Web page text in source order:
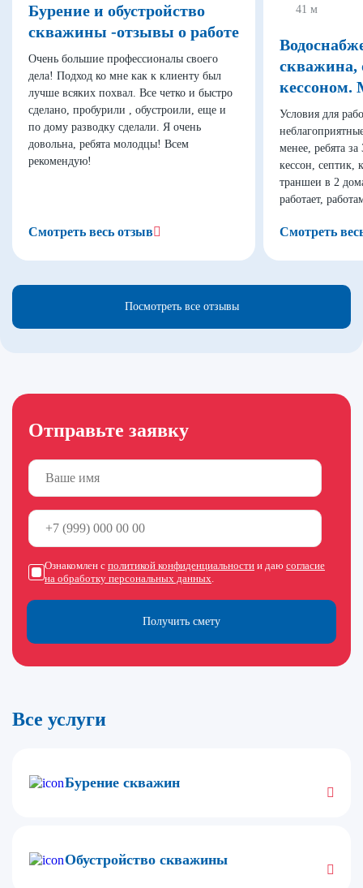
Бурение и обустройство
скважины -отзывы о работе
Очень большие профессионалы своего
дела! Подход ко мне как к клиенту был
лучше всяких похвал. Все четко и быстро
сделано, пробурили , обустроили, еще и
по дому разводку сделали. Я очень
довольна, ребята молодцы! Всем
рекомендую!
Смотреть весь отзыв
41 м
скважина,
кессоном.
Условия для
менее, ребята
кессон, септик,
траншеи в 2
работает,
Смотреть
Посмотреть все отзывы
Отправьте заявку
Получить смету
Ознакомлен с политикой конфиденциальности и даю согласие
на обработку персональных данных.
Все услуги
Бурение скважин
Обустройство скважины